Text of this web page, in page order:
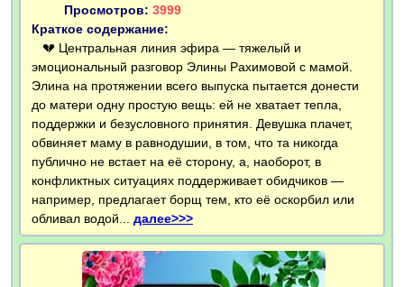
Просмотров: 3999
Краткое содержание:
💔 Центральная линия эфира — тяжелый и
эмоциональный разговор Элины Рахимовой с мамой.
Элина на протяжении всего выпуска пытается донести
до матери одну простую вещь: ей не хватает тепла,
поддержки и безусловного принятия. Девушка плачет,
обвиняет маму в равнодушии, в том, что та никогда
публично не встает на её сторону, а, наоборот, в
конфликтных ситуациях поддерживает обидчиков —
например, предлагает борщ тем, кто её оскорбил или
обливал водой... далее>>>